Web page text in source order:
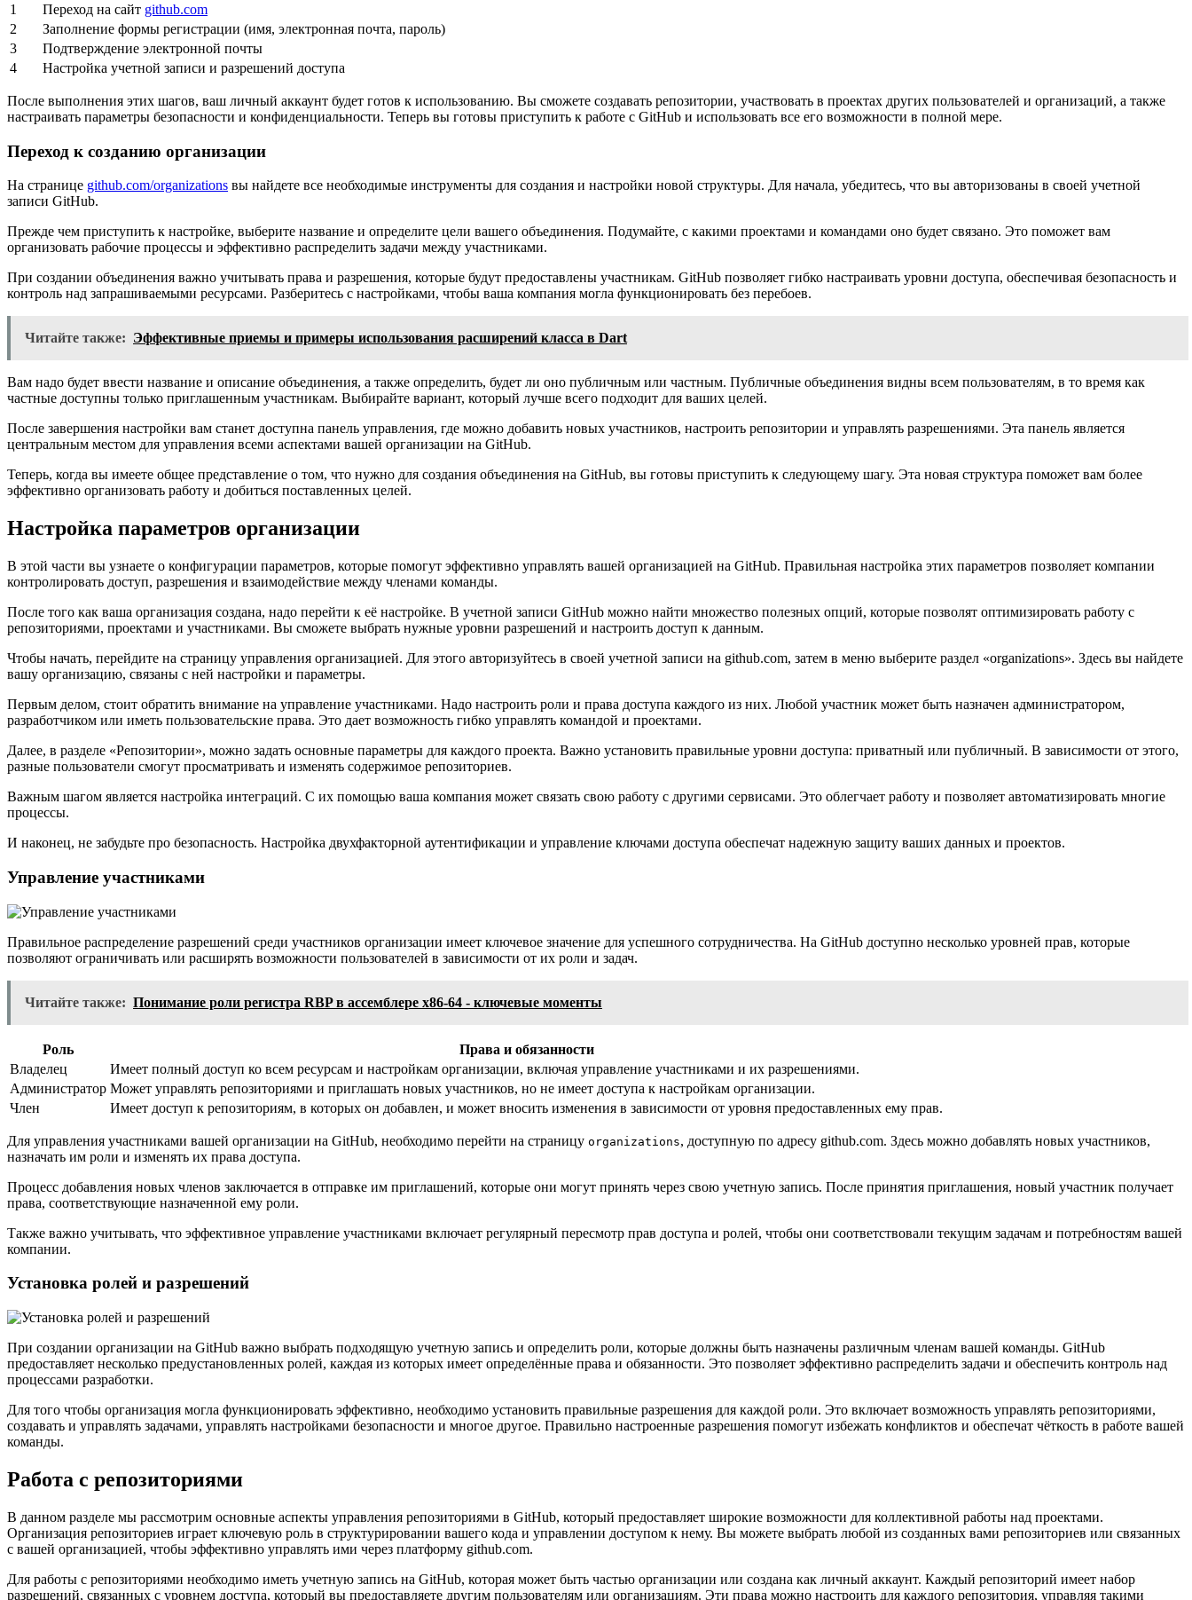
1
Переход на сайт github.com
2
Заполнение формы регистрации (имя, электронная почта, пароль)
3
Подтверждение электронной почты
4
Настройка учетной записи и разрешений доступа
После выполнения этих шагов, ваш личный аккаунт будет готов к использованию. Вы сможете создавать репозитории, участвовать в проектах других пользователей и организаций, а также
настраивать параметры безопасности и конфиденциальности. Теперь вы готовы приступить к работе с GitHub и использовать все его возможности в полной мере.
Переход к созданию организации
На странице github.com/organizations вы найдете все необходимые инструменты для создания и настройки новой структуры. Для начала, убедитесь, что вы авторизованы в своей учетной
записи GitHub.
Прежде чем приступить к настройке, выберите название и определите цели вашего объединения. Подумайте, с какими проектами и командами оно будет связано. Это поможет вам
организовать рабочие процессы и эффективно распределить задачи между участниками.
При создании объединения важно учитывать права и разрешения, которые будут предоставлены участникам. GitHub позволяет гибко настраивать уровни доступа, обеспечивая безопасность и
контроль над запрашиваемыми ресурсами. Разберитесь с настройками, чтобы ваша компания могла функционировать без перебоев.
Читайте также: Эффективные приемы и примеры использования расширений класса в Dart
Вам надо будет ввести название и описание объединения, а также определить, будет ли оно публичным или частным. Публичные объединения видны всем пользователям, в то время как
частные доступны только приглашенным участникам. Выбирайте вариант, который лучше всего подходит для ваших целей.
После завершения настройки вам станет доступна панель управления, где можно добавить новых участников, настроить репозитории и управлять разрешениями. Эта панель является
центральным местом для управления всеми аспектами вашей организации на GitHub.
Теперь, когда вы имеете общее представление о том, что нужно для создания объединения на GitHub, вы готовы приступить к следующему шагу. Эта новая структура поможет вам более
эффективно организовать работу и добиться поставленных целей.
Настройка параметров организации
В этой части вы узнаете о конфигурации параметров, которые помогут эффективно управлять вашей организацией на GitHub. Правильная настройка этих параметров позволяет компании
контролировать доступ, разрешения и взаимодействие между членами команды.
После того как ваша организация создана, надо перейти к её настройке. В учетной записи GitHub можно найти множество полезных опций, которые позволят оптимизировать работу с
репозиториями, проектами и участниками. Вы сможете выбрать нужные уровни разрешений и настроить доступ к данным.
Чтобы начать, перейдите на страницу управления организацией. Для этого авторизуйтесь в своей учетной записи на github.com, затем в меню выберите раздел «organizations». Здесь вы найдете
вашу организацию, связаны с ней настройки и параметры.
Первым делом, стоит обратить внимание на управление участниками. Надо настроить роли и права доступа каждого из них. Любой участник может быть назначен администратором,
разработчиком или иметь пользовательские права. Это дает возможность гибко управлять командой и проектами.
Далее, в разделе «Репозитории», можно задать основные параметры для каждого проекта. Важно установить правильные уровни доступа: приватный или публичный. В зависимости от этого,
разные пользователи смогут просматривать и изменять содержимое репозиториев.
Важным шагом является настройка интеграций. С их помощью ваша компания может связать свою работу с другими сервисами. Это облегчает работу и позволяет автоматизировать многие
процессы.
И наконец, не забудьте про безопасность. Настройка двухфакторной аутентификации и управление ключами доступа обеспечат надежную защиту ваших данных и проектов.
Управление участниками
Правильное распределение разрешений среди участников организации имеет ключевое значение для успешного сотрудничества. На GitHub доступно несколько уровней прав, которые
позволяют ограничивать или расширять возможности пользователей в зависимости от их роли и задач.
Читайте также: Понимание роли регистра RBP в ассемблере x86-64 - ключевые моменты
Роль
Права и обязанности
Владелец
Имеет полный доступ ко всем ресурсам и настройкам организации, включая управление участниками и их разрешениями.
Администратор Может управлять репозиториями и приглашать новых участников, но не имеет доступа к настройкам организации.
Член
Имеет доступ к репозиториям, в которых он добавлен, и может вносить изменения в зависимости от уровня предоставленных ему прав.
Для управления участниками вашей организации на GitHub, необходимо перейти на страницу organizations, доступную по адресу github.com. Здесь можно добавлять новых участников,
назначать им роли и изменять их права доступа.
Процесс добавления новых членов заключается в отправке им приглашений, которые они могут принять через свою учетную запись. После принятия приглашения, новый участник получает
права, соответствующие назначенной ему роли.
Также важно учитывать, что эффективное управление участниками включает регулярный пересмотр прав доступа и ролей, чтобы они соответствовали текущим задачам и потребностям вашей
компании.
Установка ролей и разрешений
При создании организации на GitHub важно выбрать подходящую учетную запись и определить роли, которые должны быть назначены различным членам вашей команды. GitHub
предоставляет несколько предустановленных ролей, каждая из которых имеет определённые права и обязанности. Это позволяет эффективно распределить задачи и обеспечить контроль над
процессами разработки.
Для того чтобы организация могла функционировать эффективно, необходимо установить правильные разрешения для каждой роли. Это включает возможность управлять репозиториями,
создавать и управлять задачами, управлять настройками безопасности и многое другое. Правильно настроенные разрешения помогут избежать конфликтов и обеспечат чёткость в работе вашей
команды.
Работа с репозиториями
В данном разделе мы рассмотрим основные аспекты управления репозиториями в GitHub, который предоставляет широкие возможности для коллективной работы над проектами.
Организация репозиториев играет ключевую роль в структурировании вашего кода и управлении доступом к нему. Вы можете выбрать любой из созданных вами репозиториев или связанных
с вашей организацией, чтобы эффективно управлять ими через платформу github.com.
Для работы с репозиториями необходимо иметь учетную запись на GitHub, которая может быть частью организации или создана как личный аккаунт. Каждый репозиторий имеет набор
разрешений, связанных с уровнем доступа, который вы предоставляете другим пользователям или организациям. Эти права можно настроить для каждого репозитория, управляя такими